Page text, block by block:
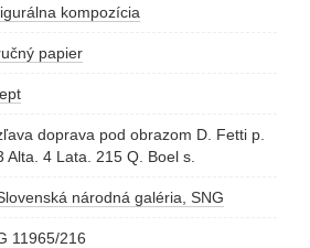
kompozícia
papier
doprava pod obrazom D. Fetti p.
Alta. 4 Lata. 215 Q. Boel s.
národná galéria, SNG
11965/216